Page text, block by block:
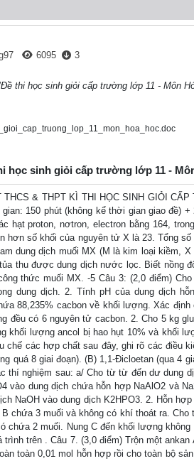
6095 3
thi học sinh giỏi cấp trường lớp 11 - Môn
học sinh giỏi cấp trường lớp 11 -
& THPT KÌ THI HỌC SINH GIỎI
150 phút (không kể thời gian giao đề)
hạt proton, nơtron, electron bằng 164,
hơn số khối của nguyên tử X là 23. Tổng
dung dịch muối MX (M là kim loại kiềm,
thu được dung dịch nước lọc. Biết nồng
thức muối MX. -5 Câu 3: (2,0 điểm)
dung dịch. 2. Tính pH của dung dịch
88,235% cacbon về khối lượng. Xác
đều có 6 nguyên tử cacbon. 2. Cho 5 kg
khối lượng ancol bị hao hụt 10% và khối
chế các hợp chất sau đây, ghi rõ các điều
quá 8 giai đoạn). (B) 1,1-Đicloetan (qua 4
thí nghiệm sau: a/ Cho từ từ đến dư dung
vào dung dịch chứa hỗn hợp NaAlO2 và
NaOH vào dung dịch K2HPO3. 2. Hỗn
chứa 3 muối và không có khí thoát ra.
chứa 2 muối. Nung C đến khối lượng
trình trên . Câu 7. (3,0 điểm) Trộn một
toàn 0,01 mol hỗn hợp rồi cho toàn bộ